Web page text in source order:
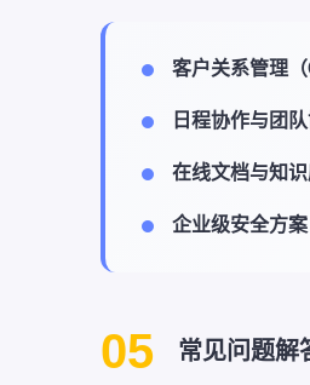
客户关系管理（
日程协作与团队
在线文档与知识
企业级安全方案
05 常见问题解